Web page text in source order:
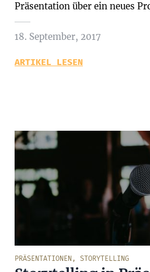
Präsentation über ein neues
18. September, 2017
ARTIKEL LESEN
PRÄSENTATIONEN , STORYTELLING